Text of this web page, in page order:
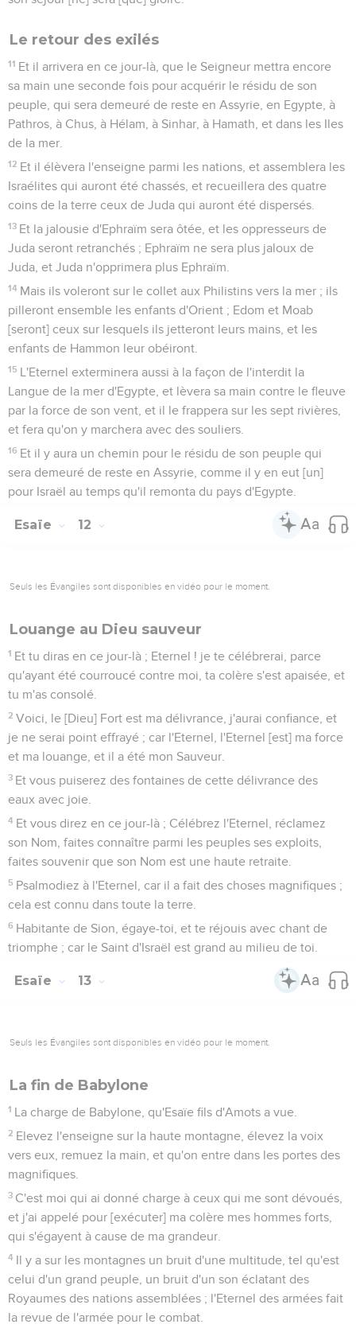
Le retour des exilés
11 Et il arrivera en ce jour-là, que le Seigneur mettra encore
sa main une seconde fois pour acquérir le résidu de son
peuple, qui sera demeuré de reste en Assyrie, en Egypte, à
Pathros, à Chus, à Hélam, à Sinhar, à Hamath, et dans les Iles
de la mer.
12 Et il élèvera l'enseigne parmi les nations, et assemblera les
Israélites qui auront été chassés, et recueillera des quatre
coins de la terre ceux de Juda qui auront été dispersés.
13 Et la jalousie d'Ephraïm sera ôtée, et les oppresseurs de
Juda seront retranchés ; Ephraïm ne sera plus jaloux de
Juda, et Juda n'opprimera plus Ephraïm.
14 Mais ils voleront sur le collet aux Philistins vers la mer ; ils
pilleront ensemble les enfants d'Orient ; Edom et Moab
[seront] ceux sur lesquels ils jetteront leurs mains, et les
enfants de Hammon leur obéiront.
15 L'Eternel exterminera aussi à la façon de l'interdit la
Langue de la mer d'Egypte, et lèvera sa main contre le fleuve
par la force de son vent, et il le frappera sur les sept rivières,
et fera qu'on y marchera avec des souliers.
16 Et il y aura un chemin pour le résidu de son peuple qui
sera demeuré de reste en Assyrie, comme il y en eut [un]
pour Israël au temps qu'il remonta du pays d'Egypte.
Esaïe 12
Seuls les Évangiles sont disponibles en vidéo pour le moment.
Louange au Dieu sauveur
1 Et tu diras en ce jour-là ; Eternel ! je te célébrerai, parce
qu'ayant été courroucé contre moi, ta colère s'est apaisée, et
tu m'as consolé.
2 Voici, le [Dieu] Fort est ma délivrance, j'aurai confiance, et
je ne serai point effrayé ; car l'Eternel, l'Eternel [est] ma force
et ma louange, et il a été mon Sauveur.
3 Et vous puiserez des fontaines de cette délivrance des
eaux avec joie.
4 Et vous direz en ce jour-là ; Célébrez l'Eternel, réclamez
son Nom, faites connaître parmi les peuples ses exploits,
faites souvenir que son Nom est une haute retraite.
5 Psalmodiez à l'Eternel, car il a fait des choses magnifiques ;
cela est connu dans toute la terre.
6 Habitante de Sion, égaye-toi, et te réjouis avec chant de
triomphe ; car le Saint d'Israël est grand au milieu de toi.
Esaïe 13
Seuls les Évangiles sont disponibles en vidéo pour le moment.
La fin de Babylone
1 La charge de Babylone, qu'Esaïe fils d'Amots a vue.
2 Elevez l'enseigne sur la haute montagne, élevez la voix
vers eux, remuez la main, et qu'on entre dans les portes des
magnifiques.
3 C'est moi qui ai donné charge à ceux qui me sont dévoués,
et j'ai appelé pour [exécuter] ma colère mes hommes forts,
qui s'égayent à cause de ma grandeur.
4 Il y a sur les montagnes un bruit d'une multitude, tel qu'est
celui d'un grand peuple, un bruit d'un son éclatant des
Royaumes des nations assemblées ; l'Eternel des armées fait
la revue de l'armée pour le combat.